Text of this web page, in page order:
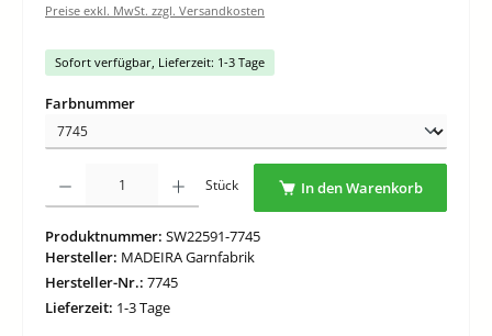
Preise exkl. MwSt. zzgl. Versandkosten
Sofort verfügbar, Lieferzeit: 1-3 Tage
Farbnummerauswählen
Produkt Anzahl: Gib den gewünschten Wert ein oder benutze die Schaltflächen um
Stück In den Warenkorb
Produktnummer: SW22591-7745
Hersteller: MADEIRA Garnfabrik
Hersteller-Nr.: 7745
Lieferzeit: 1-3 Tage